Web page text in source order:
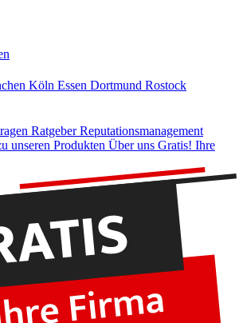
Köln Essen Dortmund Rostock
Ratgeber Reputationsmanagement
unseren Produkten Über uns Gratis! Ihre